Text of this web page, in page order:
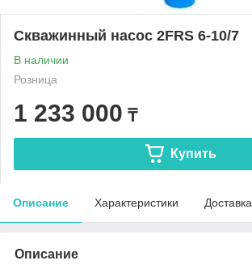
Скважинный насос 2FRS 6-10/7
В наличии
Розница
1 233 000 ₸
Купить
Описание Характеристики Доставка
Описание